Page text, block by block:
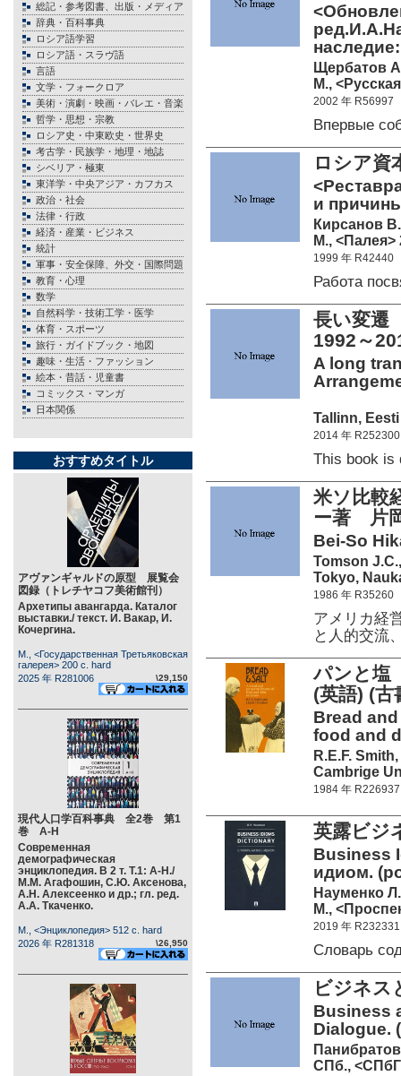
総記・参考図書、出版・メディア
辞典・百科事典
ロシア語学習
ロシア語・スラヴ語
言語
文学・フォークロア
美術・演劇・映画・バレエ・音楽
哲学・思想・宗教
ロシア史・中東欧史・世界史
考古学・民族学・地理・地誌
シベリア・極東
東洋学・中央アジア・カフカス
政治・社会
法律・行政
経済・産業・ビジネス
統計
軍事・安全保障、外交・国際問題
教育・心理
数学
自然科学・技術工学・医学
体育・スポーツ
旅行・ガイドブック・地図
趣味・生活・ファッション
絵本・昔話・児童書
コミックス・マンガ
日本関係
おすすめタイトル
アヴァンギャルドの原型 展覧会
図録（トレチヤコフ美術館刊）
Архетипы авангарда. Каталог
выставки./ текст. И. Вакар, И.
Кочергина.
М., <Государственная Третьяковская
галерея> 200 c. hard
2025 年 R281006
\29,150
現代人口学百科事典 全2巻 第1
巻 А-Н
Современная
демографическая
энциклопедия. В 2 т. Т.1: А-Н./
М.М. Агафошин, С.Ю. Аксенова,
А.Н. Алексеенко и др.; гл. ред.
А.А. Ткаченко.
М., <Энциклопедия> 512 c. hard
2026 年 R281318
\26,950
Щербатов
М.,
2002 年 R56997
Впервые
ロシア資
и
Кирсанов
М., <Палея>
1999 年 R42440
Работа
長い変
1992～
A long
Tallinn,
2014 年 R252300
This book is
米ソ比較
ー著 片
Bei-So
Tomson
Tokyo,
1986 年 R35260
アメリカ経
と人的交流
パンと
(英語) (古
Bread
food and
R.E.F.
Cambrige
1984 年 R226937
英露ビ
Business
идиом.
Науменко
М.,
2019 年 R232331
Словарь
ビジネ
Business
Dialogue.
СПб.,